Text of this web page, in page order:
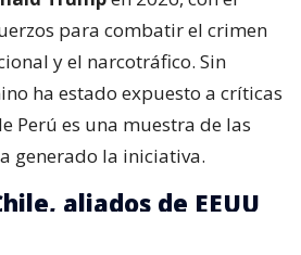
para combatir el crimen
y el narcotráfico. Sin
ha estado expuesto a críticas
Perú es una muestra de las
generado la iniciativa.
aliados de EEUU